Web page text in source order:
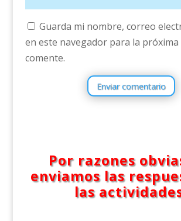
Guarda mi nombre, correo
en este navegador para la próxima
comente.
Enviar comentario
Por razones
enviamos las
las